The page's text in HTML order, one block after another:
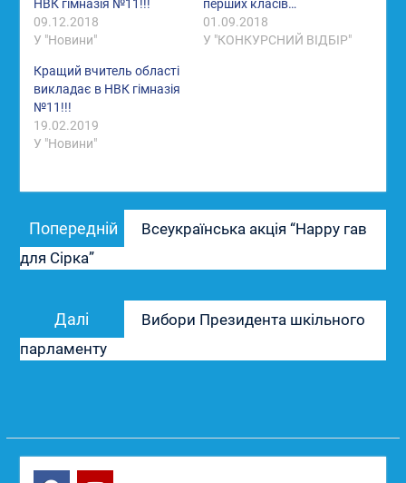
НВК гімназія №11!!!
09.12.2018
У "Новини"
перших класів…
01.09.2018
У "КОНКУРСНИЙ ВІДБІР"
Кращий вчитель області
викладає в НВК гімназія
№11!!!
19.02.2019
У "Новини"
записів
Попередній
запис:
Всеукраїнська акція “Happy гав
для Сірка”
Далі
Наступний
запис:
Вибори Президента шкільного
парламенту